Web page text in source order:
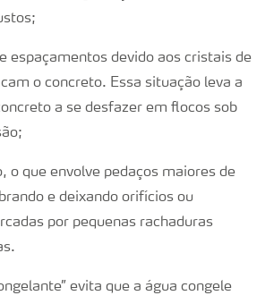
espaçamentos devido aos cristais de
o concreto. Essa situação leva a
a se desfazer em flocos sob
o que envolve pedaços maiores de
e deixando orifícios ou
por pequenas rachaduras
evita que a água congele